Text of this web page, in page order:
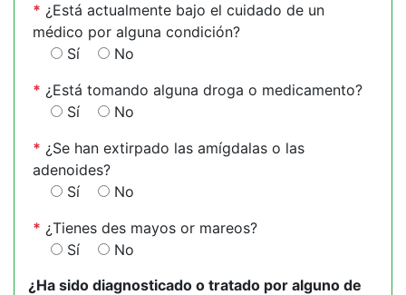
* ¿Está actualmente bajo el cuidado de un
médico por alguna condición?
Sí
No
* ¿Está tomando alguna droga o medicamento?
Sí
No
* ¿Se han extirpado las amígdalas o las
adenoides?
Sí
No
* ¿Tienes des mayos or mareos?
Sí
No
¿Ha sido diagnosticado o tratado por alguno de